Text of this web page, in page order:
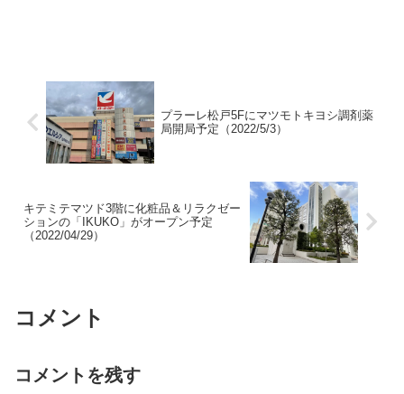
プラーレ松戸5Fにマツモトキヨシ調剤薬
局開局予定（2022/5/3）
キテミテマツド3階に化粧品＆リラクゼー
ションの「IKUKO」がオープン予定
（2022/04/29）
コメント
コメントを残す